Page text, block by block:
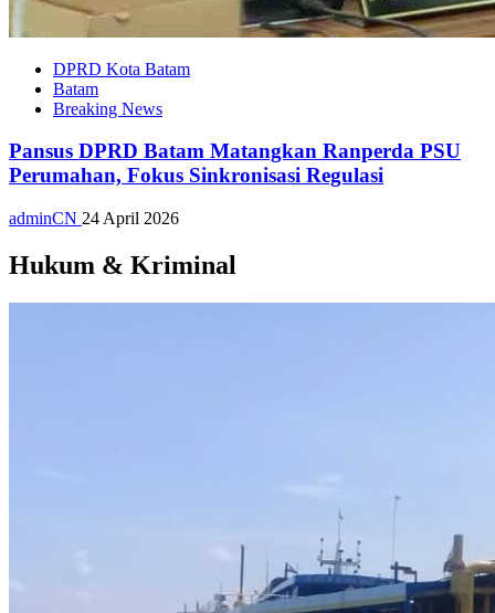
DPRD Kota Batam
Batam
Breaking News
Pansus DPRD Batam Matangkan Ranperda PSU
Perumahan, Fokus Sinkronisasi Regulasi
adminCN 24 April 2026
Hukum & Kriminal